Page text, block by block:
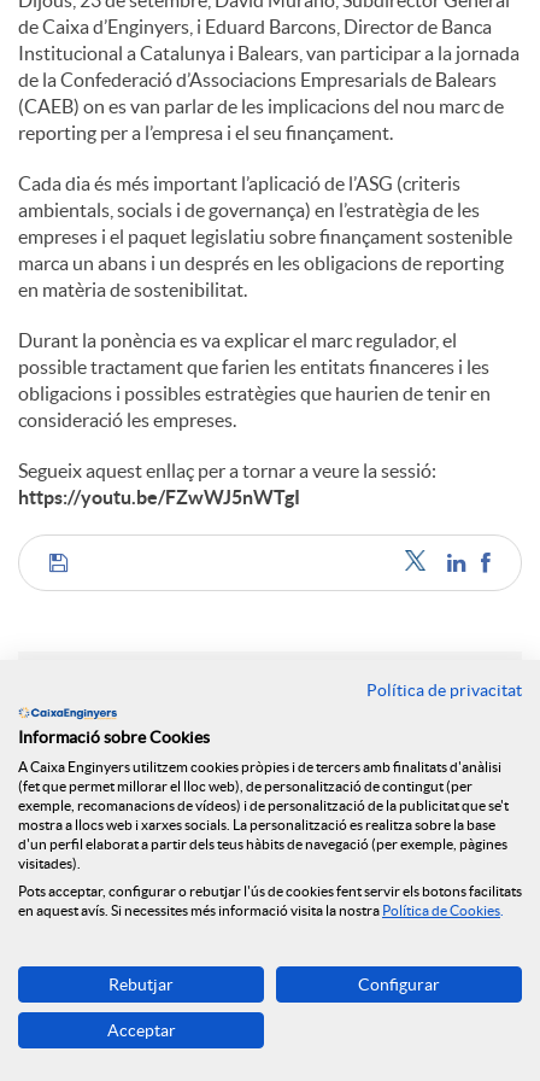
de Caixa d’Enginyers, i Eduard Barcons, Director de Banca
Institucional a Catalunya i Balears, van participar a la jornada
de la Confederació d’Associacions Empresarials de Balears
(CAEB) on es van parlar de les implicacions del nou marc de
reporting per a l’empresa i el seu finançament.
Cada dia és més important l’aplicació de l’ASG (criteris
ambientals, socials i de governança) en l’estratègia de les
empreses i el paquet legislatiu sobre finançament sostenible
marca un abans i un després en les obligacions de reporting
en matèria de sostenibilitat.
Durant la ponència es va explicar el marc regulador, el
possible tractament que farien les entitats financeres i les
obligacions i possibles estratègies que haurien de tenir en
consideració les empreses.
Segueix aquest enllaç per a tornar a veure la sessió:
https://youtu.be/FZwWJ5nWTgI
C
m
p
a
r
t
Notícies relacionades
El Grup Caixa Enginyers consolida el seu model
cooperatiu, sent la primera entitat en qualitat de
servei a Espanya i amb resultats històrics per
tercer any consecutiu
NEWS & YOU num.6
l'economia social amb la seva incorporació al Grup
Clade
NEWS & YOU num.5
Política de privacitat
Informació sobre Cookies
A Caixa Enginyers utilitzem cookies pròpies i de tercers amb finalitats d'anàlisi
(fet que permet millorar el lloc web), de personalització de contingut (per
exemple, recomanacions de vídeos) i de personalització de la publicitat que se't
mostra a llocs web i xarxes socials. La personalització es realitza sobre la base
d'un perfil elaborat a partir dels teus hàbits de navegació (per exemple, pàgines
visitades).
Pots acceptar, configurar o rebutjar l'ús de cookies fent servir els botons facilitats
en aquest avís. Si necessites més informació visita la nostra Política de Cookies
Rebutjar Configurar
Acceptar